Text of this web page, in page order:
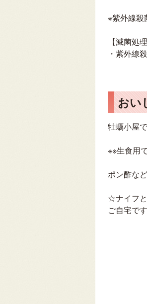
※紫外線殺
【滅菌処理
・紫外線
おい
牡蠣小屋
※※生食用
ポン酢な
☆ナイフ
ご自宅で